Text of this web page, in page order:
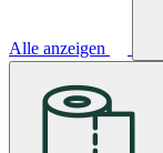
Alle anzeigen